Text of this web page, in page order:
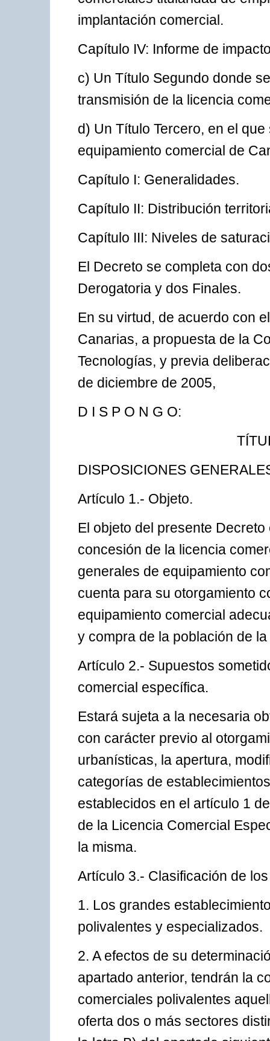
implantación comercial.
Capítulo IV: Informe de
c) Un Título Segundo donde
transmisión de la licencia
d) Un Título Tercero, en el
equipamiento comercial de
Capítulo I: Generalidades.
Capítulo II: Distribución
Capítulo III: Niveles de
El Decreto se completa con
Derogatoria y dos Finales.
En su virtud, de acuerdo con
Canarias, a propuesta de la
Tecnologías, y previa
de diciembre de 2005,
D I S P O N G O:
DISPOSICIONES
Artículo 1.- Objeto.
El objeto del presente
concesión de la licencia
generales de equipamiento
cuenta para su otorgamiento
equipamiento comercial
y compra de la población de
Artículo 2.- Supuestos
comercial específica.
Estará sujeta a la necesaria
con carácter previo al
urbanísticas, la apertura,
categorías de
establecidos en el artículo 1
de la Licencia Comercial
la misma.
Artículo 3.- Clasificación de
1. Los grandes
polivalentes y especializados.
2. A efectos de su
apartado anterior, tendrán la
comerciales polivalentes
oferta dos o más sectores